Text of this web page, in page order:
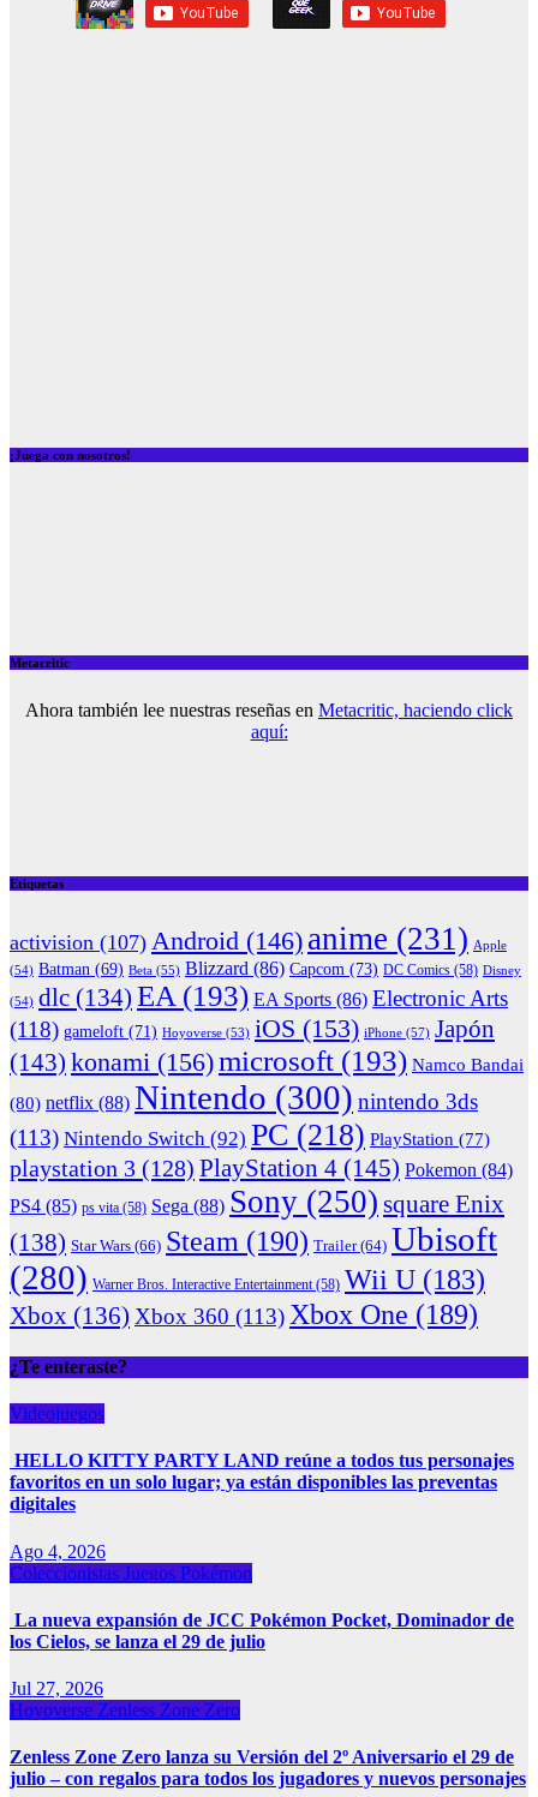
¡Juega con nosotros!
Metacritic
Ahora también lee nuestras reseñas en Metacritic, haciendo click
aquí:
Etiquetas
activision (107) Android (146) anime (231) Apple
(54) Batman (69) Beta (55) Blizzard (86) Capcom (73) DC Comics (58) Disney
(54) dlc (134) EA (193) EA Sports (86) Electronic Arts
(118) gameloft (71) Hoyoverse (53) iOS (153) iPhone (57) Japón
(143) konami (156)microsoft (193) Namco Bandai
(80) netflix (88) Nintendo (300) nintendo 3ds
(113) Nintendo Switch (92) PC (218) PlayStation (77)
playstation 3 (128) PlayStation 4 (145) Pokemon (84)
PS4 (85) ps vita (58) Sega (88) Sony (250) square Enix
(138) Star Wars (66) Steam (190) Trailer(64) Ubisoft
(280) Warner Bros. Interactive Entertainment (58) Wii U (183)
Xbox (136) Xbox 360 (113) Xbox One (189)
¿Te enteraste?
Videojuegos
HELLO KITTY PARTY LAND reúne a todos tus personajes
favoritos en un solo lugar; ya están disponibles las preventas
digitales
Ago 4, 2026
Coleccionistas Juegos Pokémon
La nueva expansión de JCC Pokémon Pocket, Dominador de
los Cielos, se lanza el 29 de julio
Jul 27, 2026
Hoyoverse Zenless Zone Zero
Zenless Zone Zero lanza su Versión del 2º Aniversario el 29 de
julio – con regalos para todos los jugadores y nuevos personajes